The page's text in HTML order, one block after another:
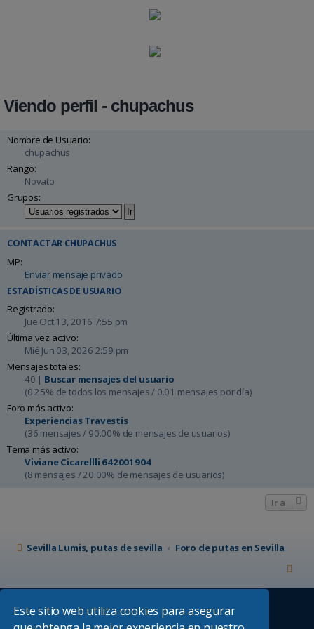
Este sitio web utiliza cookies para asegurar
Viendo perfil - chupachus
Nombre de Usuario:
chupachus
Rango:
Novato
Grupos:
CONTACTAR CHUPACHUS
MP:
Enviar mensaje privado
ESTADÍSTICAS DE USUARIO
Registrado:
Jue Oct 13, 2016 7:55 pm
Última vez activo:
Mié Jun 03, 2026 2:59 pm
Mensajes totales:
40 | Buscar mensajes del usuario
(0.25% de todos los mensajes / 0.01 mensajes por día)
Foro más activo:
Experiencias Travestis
(36 mensajes / 90.00% de mensajes de usuarios)
Tema más activo:
Viviane Cicarellli 642001904
(8 mensajes / 20.00% de mensajes de usuarios)
Ir a
Sevilla Lumis, putas de sevilla Foro de putas en Sevilla